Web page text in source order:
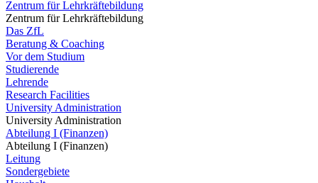
Zentrum für Lehrkräftebildung
Zentrum für Lehrkräftebildung
Das ZfL
Beratung & Coaching
Vor dem Studium
Studierende
Lehrende
Research Facilities
University Administration
University Administration
Abteilung I (Finanzen)
Abteilung I (Finanzen)
Leitung
Sondergebiete